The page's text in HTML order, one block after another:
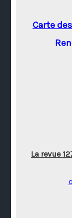
Carte
La revue